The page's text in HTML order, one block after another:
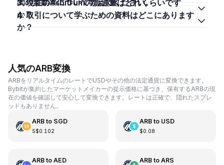
3. 現在のArbitrumの流通量はどれくらいです
か？
4. 取引について学ぶための資料はどこにあります
か？
人気のARB変換
ARBをリアルタイムのレートでUSDやその他の法定通貨に変換できます。
Bybitが集約したマーケットメイカーの提示価格に基づき、保有するARBの現
在の価値を確認して安心して変換できます。レートは正確で、隠れたスプレ
ッドもありません。
ARBto SGD
S$0.102
ARBto USD
$0.08
ARBto AED ARBto ARS